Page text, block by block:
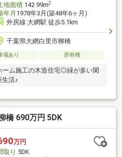
地面積142.99m2
年月 1978年3月(築48年6ヶ月)
外房線 大網駅 徒歩5.1km
千葉県大網白里市柳橋
場あり 所有権
ム施工の木造住宅◎緑が多い閑
生活♪
橋 690万円 5DK
万円
取り 5DK